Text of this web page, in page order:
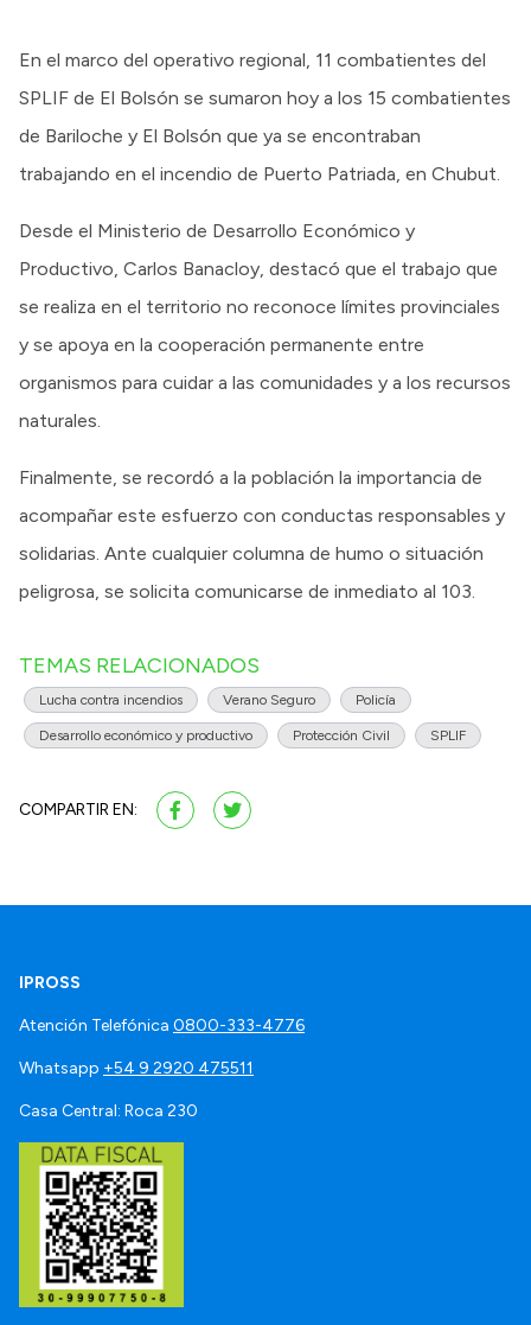
En el marco del operativo regional, 11 combatientes del
SPLIF de El Bolsón se sumaron hoy a los 15 combatientes
de Bariloche y El Bolsón que ya se encontraban
trabajando en el incendio de Puerto Patriada, en Chubut.
Desde el Ministerio de Desarrollo Económico y
Productivo, Carlos Banacloy, destacó que el trabajo que
se realiza en el territorio no reconoce límites provinciales
y se apoya en la cooperación permanente entre
organismos para cuidar a las comunidades y a los recursos
naturales.
Finalmente, se recordó a la población la importancia de
acompañar este esfuerzo con conductas responsables y
solidarias. Ante cualquier columna de humo o situación
peligrosa, se solicita comunicarse de inmediato al 103.
TEMAS RELACIONADOS
Lucha contra incendios Verano Seguro Policía
Desarrollo económico y productivo Protección Civil SPLIF
COMPARTIR EN:
IPROSS
Atención Telefónica 0800-333-4776
Whatsapp +54 9 2920 475511
Casa Central: Roca 230